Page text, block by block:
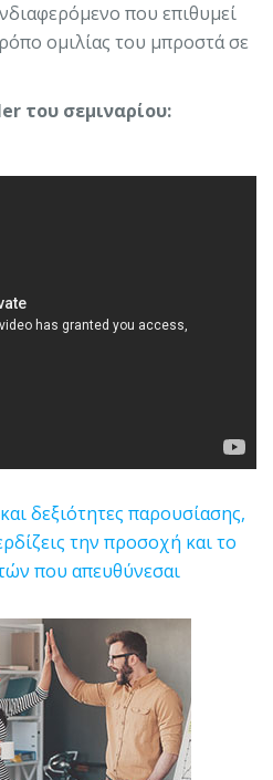
που επιθυμεί
ομιλίας του μπροστά σε
του σεμιναρίου:
δεξιότητες παρουσίασης,
την προσοχή και το
που απευθύνεσαι